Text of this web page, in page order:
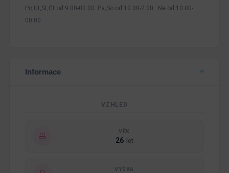
Po,Ut,St,Čt od 9:00-00:00. Pa,So od 10:00-2:00. Ne od 10:00-
00:00
Informace
VZHLED
VĚK
26 let
VÝŠKA